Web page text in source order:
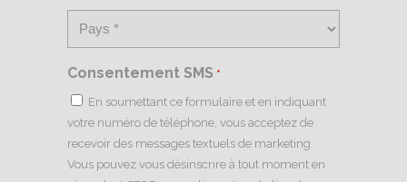
Consentement SMS *
En soumettant ce formulaire et en indiquant
votre numéro de téléphone, vous acceptez de
recevoir des messages textuels de marketing.
Vous pouvez vous désinscrire à tout moment en